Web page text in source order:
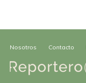
Nosotros Contacto